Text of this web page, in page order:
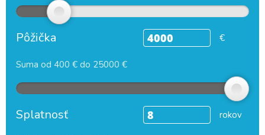
Pôžička €
Suma od 400 € do 25000 €
Splatnosť rokov